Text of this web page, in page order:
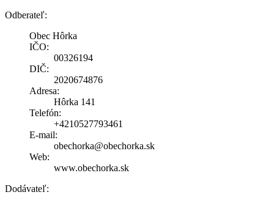
Odberateľ:
Obec Hôrka
IČO:
00326194
DIČ:
2020674876
Adresa:
Hôrka 141
Telefón:
+4210527793461
E-mail:
obechorka@obechorka.sk
Web:
www.obechorka.sk
Dodávateľ: